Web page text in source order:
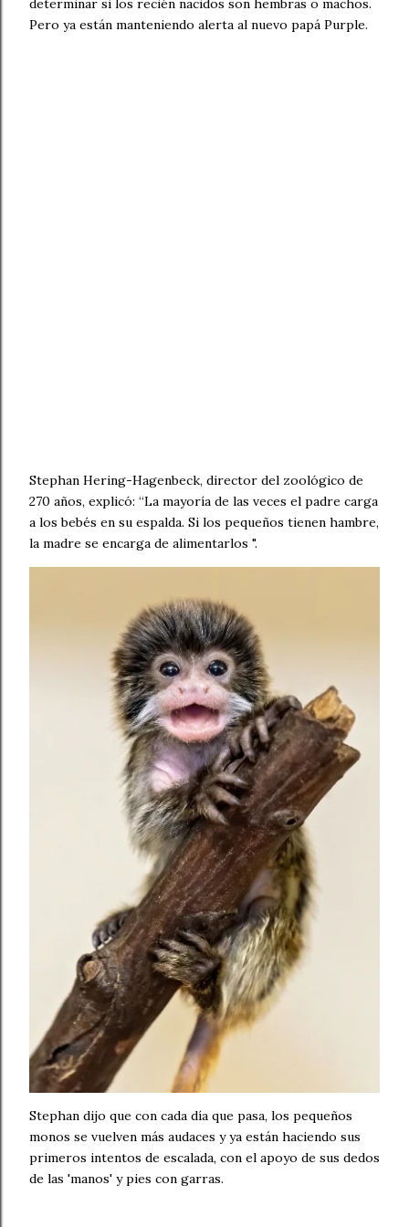
determinar si los recién nacidos son hembras o machos.
Pero ya están manteniendo alerta al nuevo papá Purple.
Stephan Hering-Hagenbeck, director del zoológico de
270 años, explicó: “La mayoría de las veces el padre carga
a los bebés en su espalda. Si los pequeños tienen hambre,
la madre se encarga de alimentarlos ".
Stephan dijo que con cada día que pasa, los pequeños
monos se vuelven más audaces y ya están haciendo sus
primeros intentos de escalada, con el apoyo de sus dedos
de las 'manos' y pies con garras.